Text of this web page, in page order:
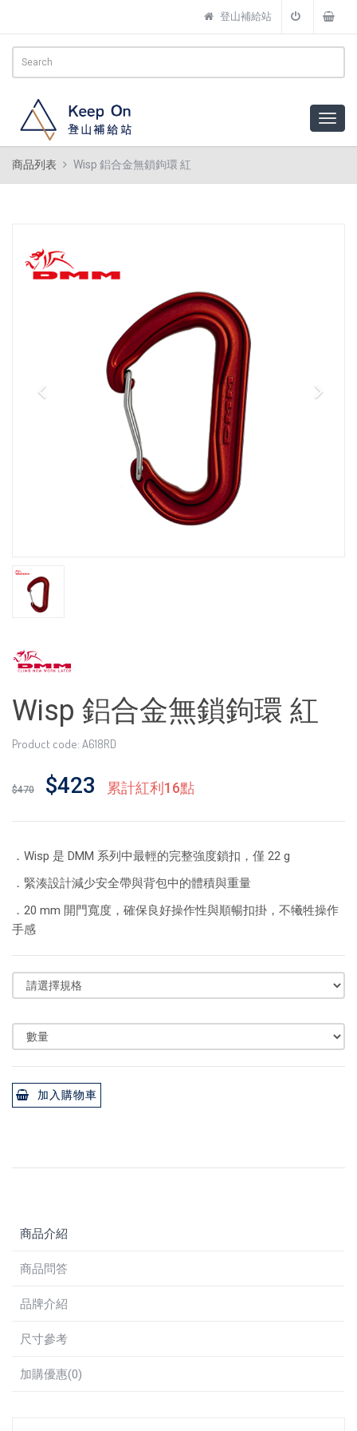
登山補給站
商品列表 Wisp 鋁合金無鎖鉤環 紅
Wisp 鋁合金無鎖鉤環 紅
Product code: A618RD
$470 $423 累計紅利16點
．Wisp 是 DMM 系列中最輕的完整強度鎖扣，僅 22 g
．緊湊設計減少安全帶與背包中的體積與重量
．20 mm 開門寬度，確保良好操作性與順暢扣掛，不犧牲操作
手感
加入購物車
商品介紹
商品問答
品牌介紹
尺寸參考
加購優惠(0)